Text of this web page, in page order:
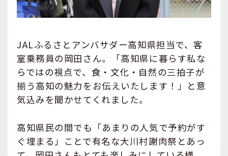
JALふるさとアンバサダー高知県担当で、客
室乗務員の岡田さん。「高知県に暮らす私な
らではの視点で、食・文化・自然の三拍子が
揃う高知の魅力をお伝えいたします！」と意
気込みを聞かせてくれました。
高知県民の間でも「あまりの人気で予約がす
ぐ埋まる」ことで有名な大川村謝肉祭とあっ